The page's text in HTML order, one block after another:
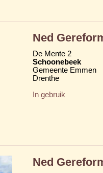
Ned
De Mente 2
Schoonebeek
Gemeente Emmen
Drenthe
In gebruik
Ned